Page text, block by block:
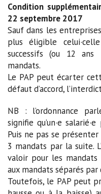
Condition
22 septembre 2017
Sauf dans les
plus éligible
successifs (ou 12 ans
mandats.
Le PAP peut écarter
défaut d’accord,
NB : l’ordonnance
signifie qu’un·e
Puis ne pas se
3 mandats par la suite.
valoir pour les mandats
aux mandats séparés
Toutefois, le PAP peut